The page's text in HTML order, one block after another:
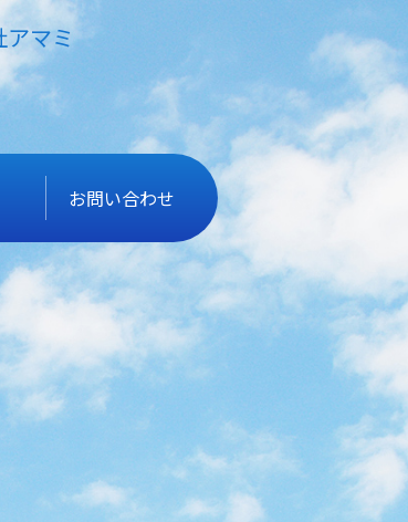
アマミ
お問い合わせ